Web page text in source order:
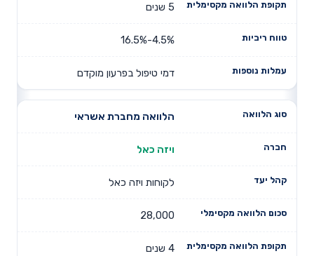
5 שנים
4.5%-16.5%
דמי טיפול בפרעון מוקדם
הלוואה מחברת אשראי
ויזה כאל
לקוחות ויזה כאל
28,000
4 שנים